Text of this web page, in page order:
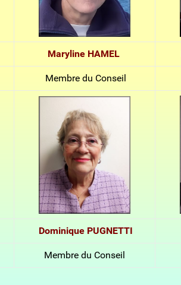
Maryline HAMEL
Membre du Conseil
Dominique PUGNETTI
Membre du Conseil